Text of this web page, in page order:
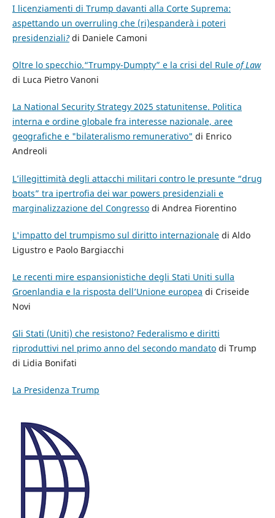
I licenziamenti di Trump davanti alla Corte Suprema:
aspettando un overruling che (ri)espanderà i poteri
presidenziali?di Daniele Camoni
Oltre lo specchio.“Trumpy-Dumpty” e la crisi del Rule ofLaw
di Luca Pietro Vanoni
La National Security Strategy 2025 statunitense. Politica
interna e ordine globale fra interesse nazionale, aree
geografiche e "bilateralismo remunerativo" di Enrico
Andreoli
L’illegittimità degli attacchi militari contro le presunte “drug
boats” tra ipertrofia dei war powers presidenziali e
marginalizzazione del Congressodi Andrea Fiorentino
L'impatto del trumpismo sul diritto internazionaledi Aldo
Ligustro e Paolo Bargiacchi
Le recenti mire espansionistiche degli Stati Uniti sulla
Groenlandia e la risposta dell’Unione europea di Criseide
Novi
Gli Stati (Uniti) che resistono? Federalismo e diritti
riproduttivi nel primo anno del secondo mandatodi Trump
di Lidia Bonifati
La Presidenza Trump